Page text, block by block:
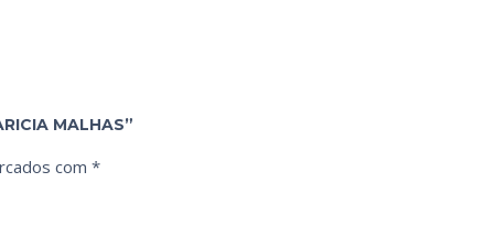
MALHAS”
com *